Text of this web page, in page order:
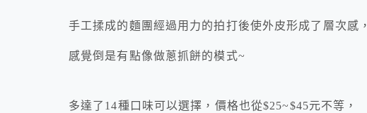
手工揉成的麵團經過用力的拍打後使外皮形成了層次感，
感覺倒是有點像做蔥抓餅的模式~
多達了14種口味可以選擇，價格也從$25~$45元不等，